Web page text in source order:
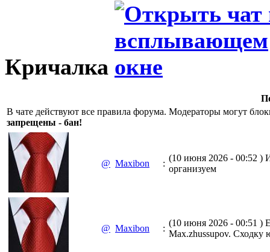
Кричалка
В чате действуют все правила форума. Модераторы могут
запрещены - бан!
@ Maxibon :
(10 июня 2026 - 00:52 )
организуем
@ Maxibon :
(10 июня 2026 - 00:51 )
Max.zhussupov. Сходку